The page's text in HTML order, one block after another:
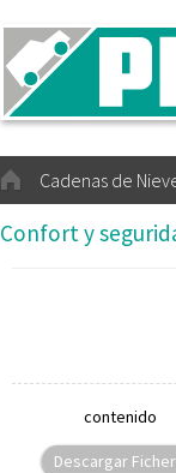
Cadenas de
Confort y
contenido
Descargar